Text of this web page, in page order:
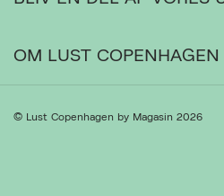
Ordrestatus
OM LUST COPENHAGEN
Om os
© Lust Copenhagen by Magasin 2026